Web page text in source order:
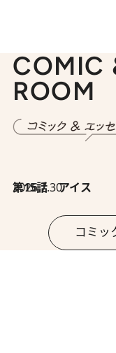
COMIC
ROOM
2026.7.30
第15話 アイス
コミッ